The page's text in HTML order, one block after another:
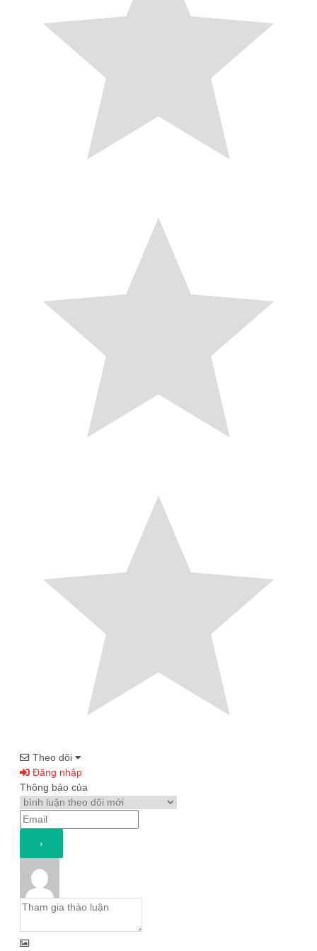
Theo dõi
Đăng nhập
Thông báo của